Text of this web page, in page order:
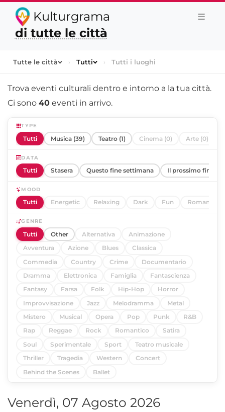
Kulturgrama
di tutte le città
Tutte le città › Tutti › Tutti i luoghi
Trova eventi culturali dentro e intorno a la tua città.
Ci sono 40 eventi in arrivo.
TYPE
Tutti Musica (39) Teatro (1) Cinema (0) Arte (0)
DATA
Tutti Stasera Questo fine settimana Il prossimo fine
MOOD
Tutti Energetic Relaxing Dark Fun Romantic
GENRE
Tutti Other Alternativa
Animazione
Avventura
Azione Blues
Classica
Commedia
Country Crime
Documentario
Dramma
Elettronica Famiglia
Fantascienza
Fantasy
Farsa Folk Hip-Hop
Horror
Improvvisazione
Jazz Melodramma
Metal
Mistero
Musical Opera Pop Punk
R&B
Rap
Reggae Rock Romantico
Satira
Soul
Sperimentale Sport
Teatro musicale
Thriller
Tragedia Western
Concert
Behind the Scenes
Ballet
Venerdì, 07 Agosto 2026